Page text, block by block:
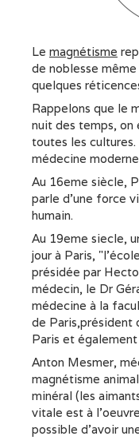
Le magnétisme
de noblesse
quelques
Rappelons que le
nuit des temps, on
toutes les
médecine
Au 16eme siècle,
parle d'une force
humain.
Au 19eme siecle,
jour à Paris,
présidée par
médecin, le Dr
médecine à la
de Paris,président
Paris et
Anton Mesmer,
magnétisme
minéral (les
vitale est à
possible d'avoir